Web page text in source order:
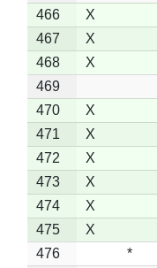
466
X
467
X
468
X
469
470
X
471
X
472
X
473
X
474
X
475
X
476
*